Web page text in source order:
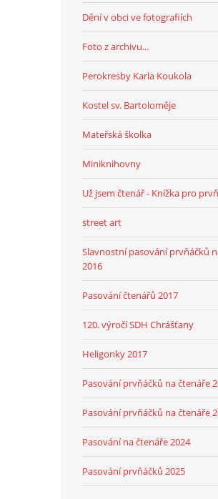
Dění v obci ve fotografiích
Foto z archivu...
Perokresby Karla Koukola
Kostel sv. Bartoloměje
Mateřská školka
Miniknihovny
Už jsem čtenář - Knížka pro
street art
Slavnostní pasování prvňáčků
2016
Pasování čtenářů 2017
120. výročí SDH Chrášťany
Heligonky 2017
Pasování prvňáčků na čtenáře
Pasování prvňáčků na čtenáře
Pasování na čtenáře 2024
Pasování prvňáčků 2025